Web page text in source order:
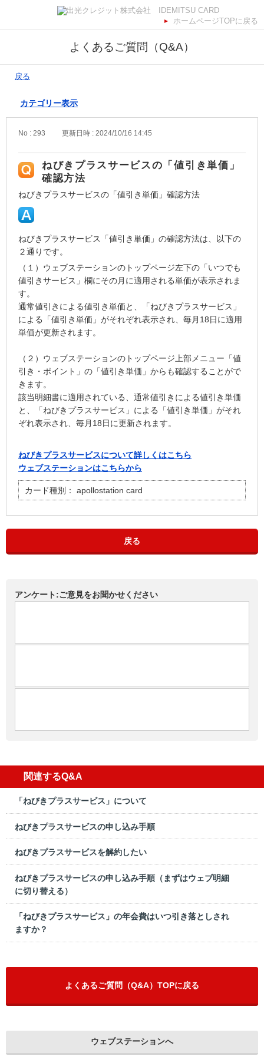
ホームページTOPに戻る
よくあるご質問（Q&A）
戻る
カテゴリー表示
No : 293 更新日時 : 2024/10/16 14:45
ねびきプラスサービスの「値引き単価」
確認方法
ねびきプラスサービスの「値引き単価」確認方法
ねびきプラスサービス「値引き単価」の確認方法は、以下の
２通りです。
（１）ウェブステーションのトップページ左下の「いつでも
値引きサービス」欄にその月に適用される単価が表示されま
す。
通常値引きによる値引き単価と、「ねびきプラスサービス」
による「値引き単価」がそれぞれ表示され、毎月18日に適用
単価が更新されます。
（２）ウェブステーションのトップページ上部メニュー「値
引き・ポイント」の「値引き単価」からも確認することがで
きます。
該当明細書に適用されている、通常値引きによる値引き単価
と、「ねびきプラスサービス」による「値引き単価」がそれ
ぞれ表示され、毎月18日に更新されます。
ねびきプラスサービスについて詳しくはこちら
ウェブステーションはこちらから
カード種別： apollostation card
戻る
アンケート:ご意見をお聞かせください
関連するQ&A
「ねびきプラスサービス」について
ねびきプラスサービスの申し込み手順
ねびきプラスサービスを解約したい
ねびきプラスサービスの申し込み手順（まずはウェブ明細
に切り替える）
「ねびきプラスサービス」の年会費はいつ引き落としされ
ますか？
よくあるご質問（Q&A）TOPに戻る
ウェブステーションへ